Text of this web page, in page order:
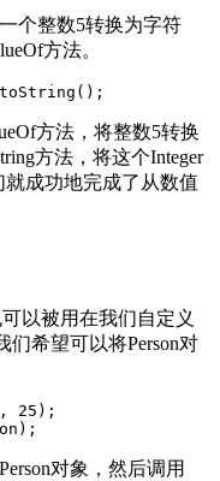
个整数5转换为字符
方法。
方法，将整数5转换
方法，将这个Integer
成功地完成了从数值
以被用在我们自定义
们希望可以将Person对
25);
对象，然后调用